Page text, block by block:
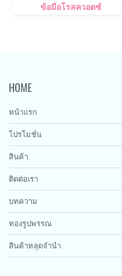
ข้อมือโรสควอตซ์
HOME
หน้าแรก
โปรโมชั่น
สินค้า
ติดต่อเรา
บทความ
ทองรูปพรรณ
สินค้าหลุดจำนำ